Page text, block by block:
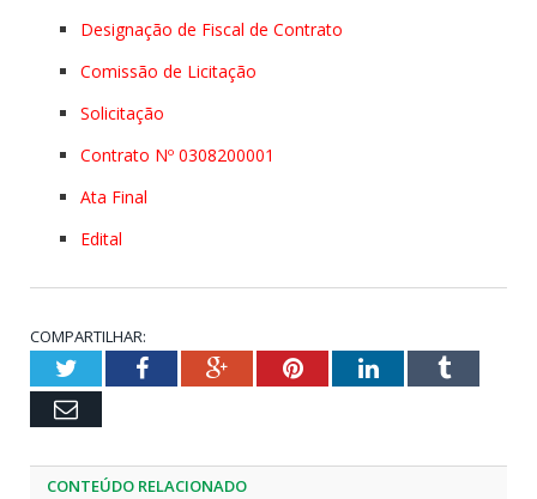
Designação de Fiscal de Contrato
Comissão de Licitação
Solicitação
Contrato Nº 0308200001
Ata Final
Edital
COMPARTILHAR:
TwitterFacebookGoogle+PinterestLinkedInTumblr
Email
CONTEÚDO RELACIONADO